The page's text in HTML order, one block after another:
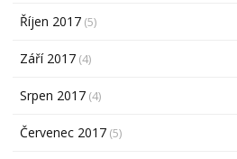
Říjen 2017 (5)
Září 2017 (4)
Srpen 2017 (4)
Červenec 2017 (5)